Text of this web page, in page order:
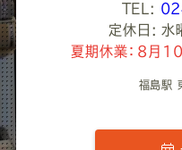
TEL:
定休日: 水
夏期休業：8月
福島駅